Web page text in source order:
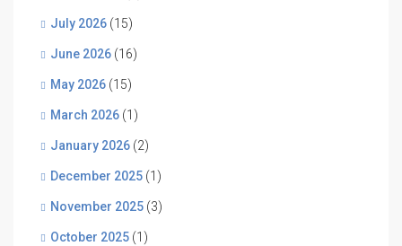
July 2026 (15)
June 2026 (16)
May 2026 (15)
March 2026 (1)
January 2026 (2)
December 2025 (1)
November 2025 (3)
October 2025 (1)